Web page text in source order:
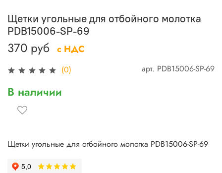
(0) арт. PDB15006-SP-69
Щетки угольные для отбойного молотка
PDB15006-SP-69
370 руб с НДС
В наличии
Щетки угольные для отбойного молотка PDB15006-SP-69